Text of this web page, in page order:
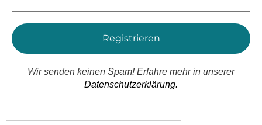
*
Wir senden keinen Spam! Erfahre mehr in unserer
Datenschutzerklärung.